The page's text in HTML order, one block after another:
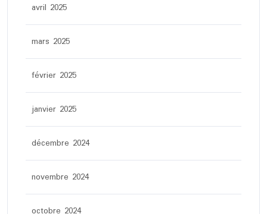
avril 2025
mars 2025
février 2025
janvier 2025
décembre 2024
novembre 2024
octobre 2024